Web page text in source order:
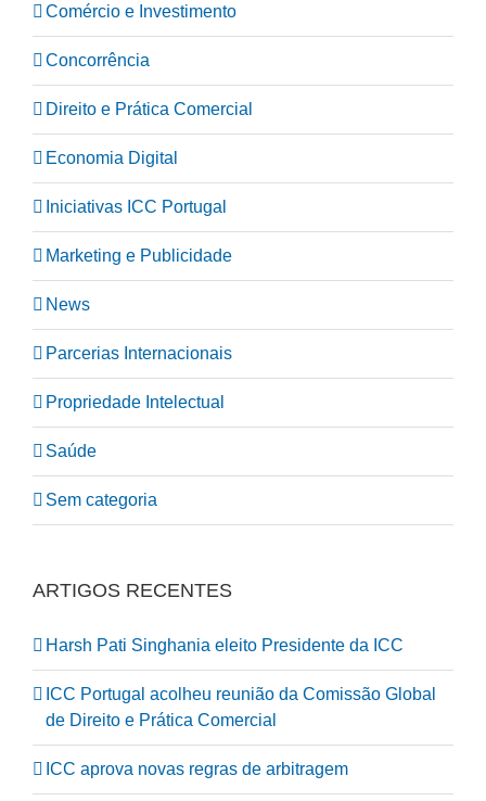
Comércio e Investimento
Concorrência
Direito e Prática Comercial
Economia Digital
Iniciativas ICC Portugal
Marketing e Publicidade
News
Parcerias Internacionais
Propriedade Intelectual
Saúde
Sem categoria
ARTIGOS RECENTES
Harsh Pati Singhania eleito Presidente da ICC
ICC Portugal acolheu reunião da Comissão Global
de Direito e Prática Comercial
ICC aprova novas regras de arbitragem